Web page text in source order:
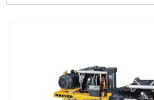
adquirido.Quando o
diversas opções d...